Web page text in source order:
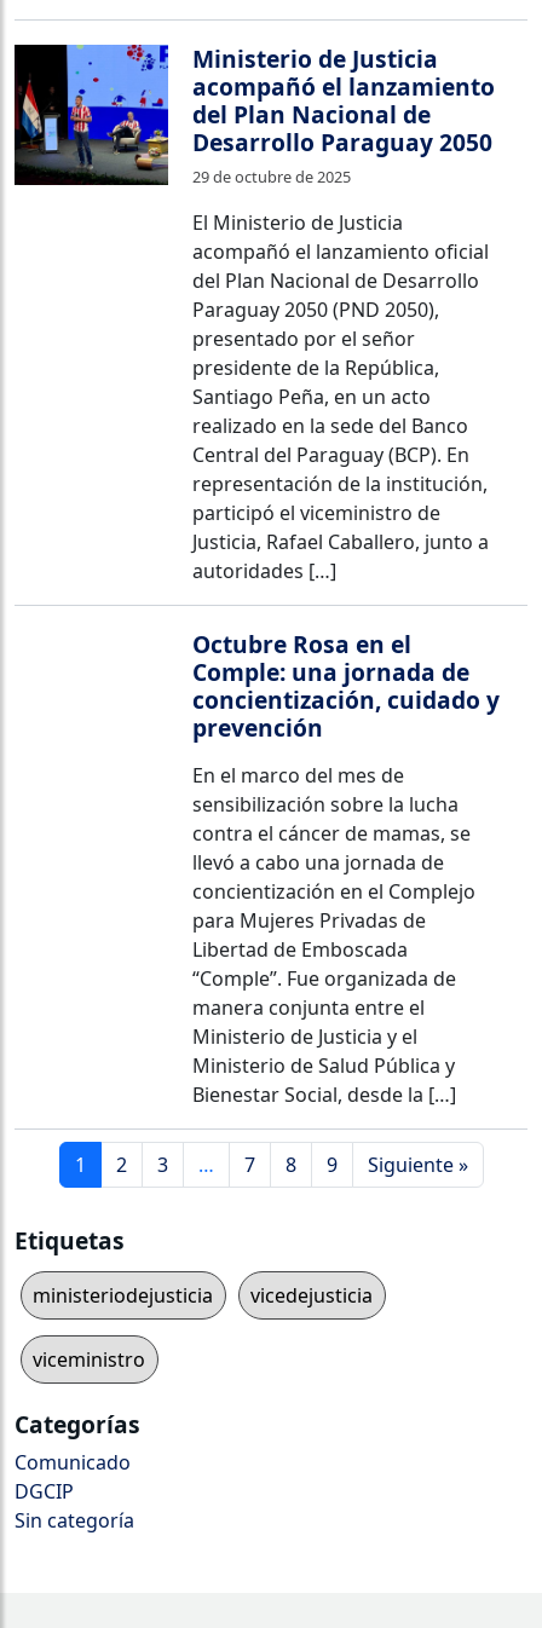
Ministerio de Justicia
acompañó el lanzamiento
del Plan Nacional de
Desarrollo Paraguay 2050
29 de octubre de 2025
El Ministerio de Justicia
acompañó el lanzamiento oficial
del Plan Nacional de Desarrollo
Paraguay 2050 (PND 2050),
presentado por el señor
presidente de la República,
Santiago Peña, en un acto
realizado en la sede del Banco
Central del Paraguay (BCP). En
representación de la institución,
participó el viceministro de
Justicia, Rafael Caballero, junto a
autoridades […]
Octubre Rosa en el
Comple: una jornada de
concientización, cuidado y
prevención
En el marco del mes de
sensibilización sobre la lucha
contra el cáncer de mamas, se
llevó a cabo una jornada de
concientización en el Complejo
para Mujeres Privadas de
Libertad de Emboscada
“Comple”. Fue organizada de
manera conjunta entre el
Ministerio de Justicia y el
Ministerio de Salud Pública y
Bienestar Social, desde la […]
1 2 3 … 7 8 9 Siguiente »
Etiquetas
ministeriodejusticia vicedejusticia
viceministro
Categorías
Comunicado
DGCIP
Sin categoría